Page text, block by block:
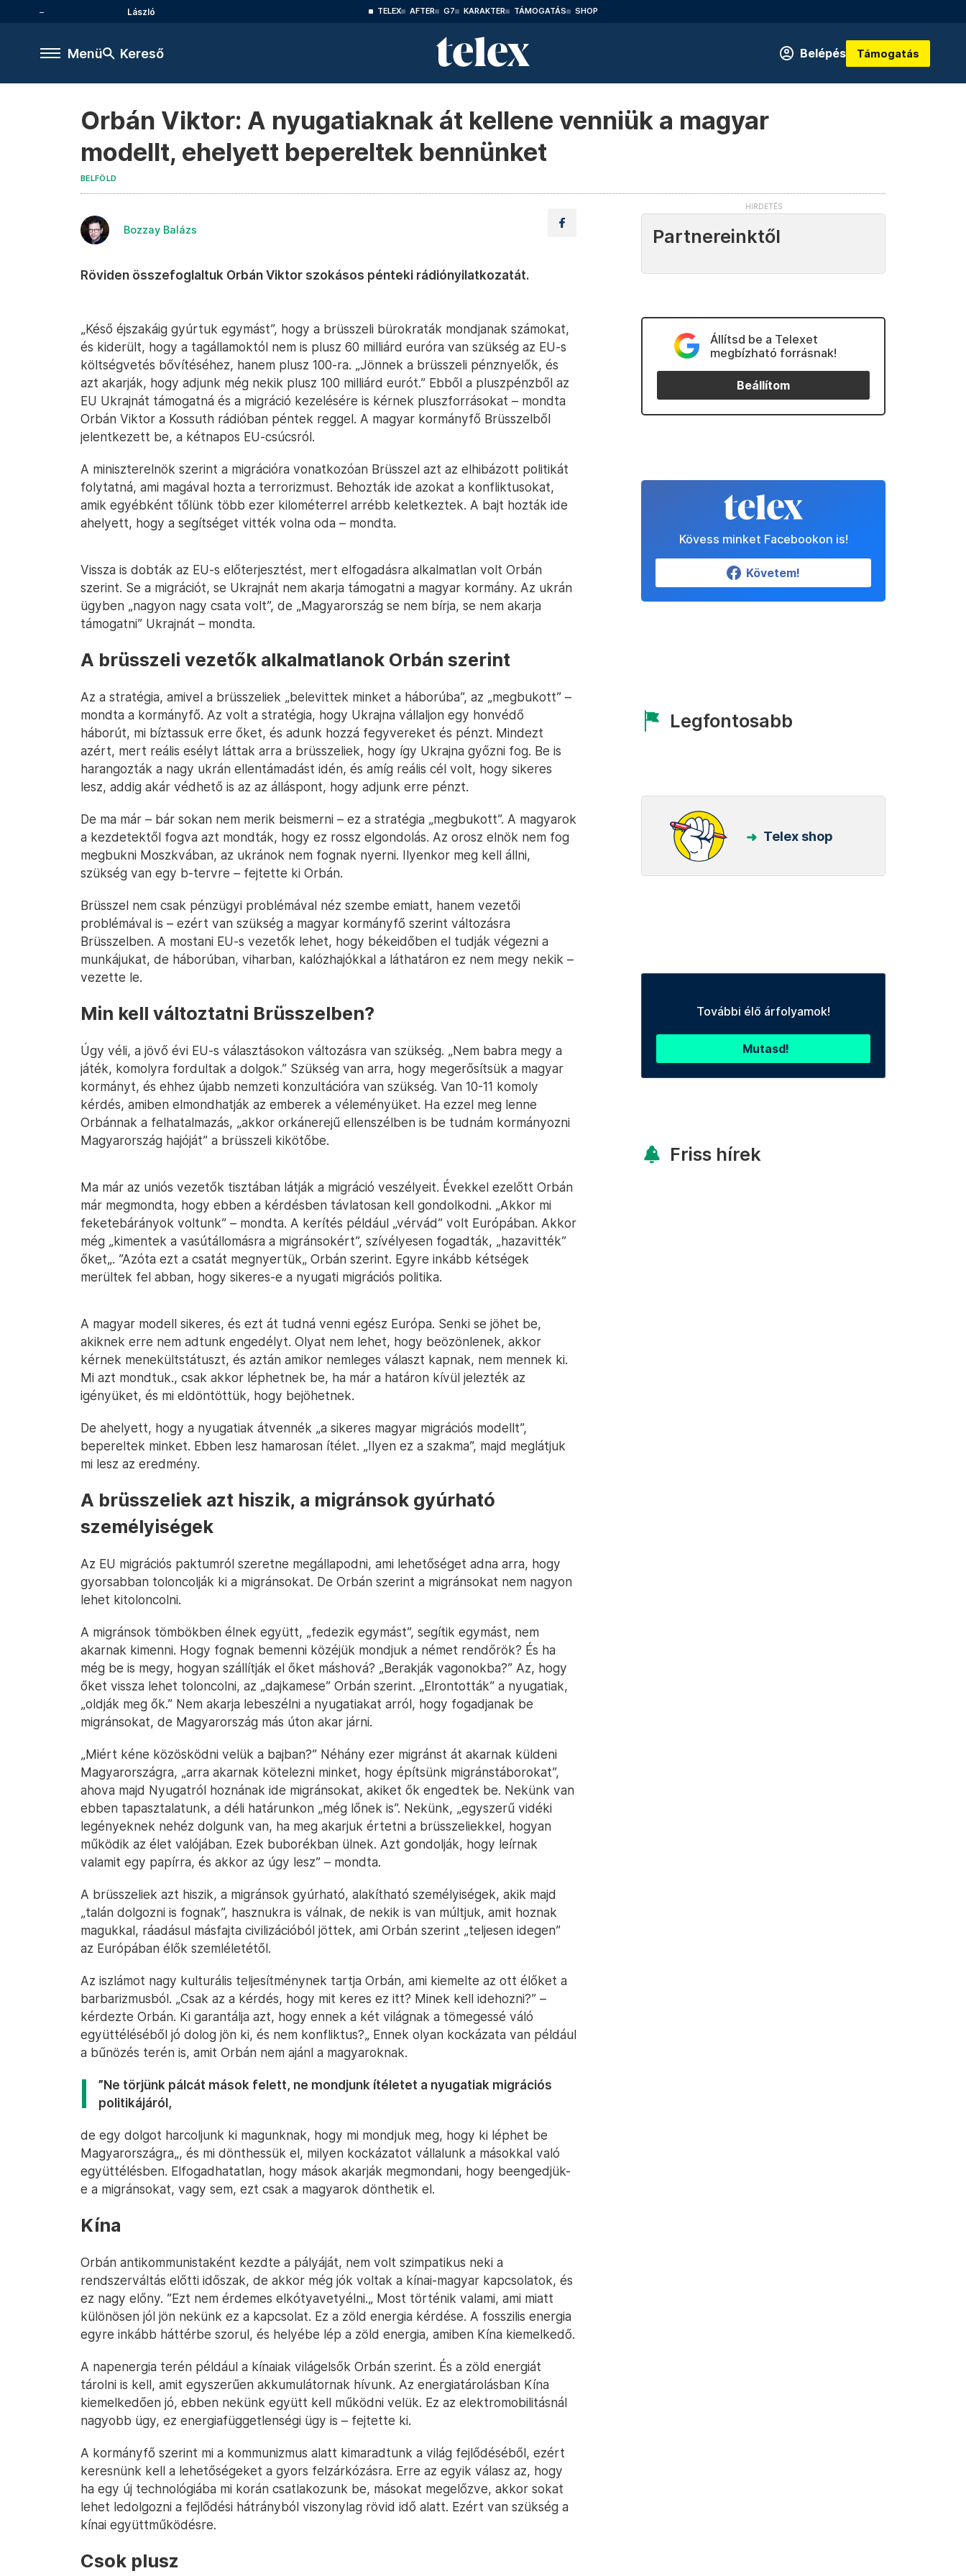
László TELEX AFTER G7 KARAKTER TÁMOGATÁS SHOP
Menü Kereső Belépés Támogatás
Orbán Viktor: A nyugatiaknak át kellene venniük a magyar
modellt, ehelyett bepereltek bennünket
BELFÖLD
Bozzay Balázs
Röviden összefoglaltuk Orbán Viktor szokásos pénteki rádiónyilatkozatát.
„Késő éjszakáig gyúrtuk egymást”, hogy a brüsszeli bürokraták mondjanak számokat,
és kiderült, hogy a tagállamoktól nem is plusz 60 milliárd euróra van szükség az EU-s
költségvetés bővítéséhez, hanem plusz 100-ra. „Jönnek a brüsszeli pénznyelők, és
azt akarják, hogy adjunk még nekik plusz 100 milliárd eurót.” Ebből a pluszpénzből az
EU Ukrajnát támogatná és a migráció kezelésére is kérnek pluszforrásokat – mondta
Orbán Viktor a Kossuth rádióban péntek reggel. A magyar kormányfő Brüsszelből
jelentkezett be, a kétnapos EU-csúcsról.
A miniszterelnök szerint a migrációra vonatkozóan Brüsszel azt az elhibázott politikát
folytatná, ami magával hozta a terrorizmust. Behozták ide azokat a konfliktusokat,
amik egyébként tőlünk több ezer kilométerrel arrébb keletkeztek. A bajt hozták ide
ahelyett, hogy a segítséget vitték volna oda – mondta.
Vissza is dobták az EU-s előterjesztést, mert elfogadásra alkalmatlan volt Orbán
szerint. Se a migrációt, se Ukrajnát nem akarja támogatni a magyar kormány. Az ukrán
ügyben „nagyon nagy csata volt”, de „Magyarország se nem bírja, se nem akarja
támogatni” Ukrajnát – mondta.
A brüsszeli vezetők alkalmatlanok Orbán szerint
Az a stratégia, amivel a brüsszeliek „belevittek minket a háborúba”, az „megbukott” –
mondta a kormányfő. Az volt a stratégia, hogy Ukrajna vállaljon egy honvédő
háborút, mi bíztassuk erre őket, és adunk hozzá fegyvereket és pénzt. Mindezt
azért, mert reális esélyt láttak arra a brüsszeliek, hogy így Ukrajna győzni fog. Be is
harangozták a nagy ukrán ellentámadást idén, és amíg reális cél volt, hogy sikeres
lesz, addig akár védhető is az az álláspont, hogy adjunk erre pénzt.
De ma már – bár sokan nem merik beismerni – ez a stratégia „megbukott”. A magyarok
a kezdetektől fogva azt mondták, hogy ez rossz elgondolás. Az orosz elnök nem fog
megbukni Moszkvában, az ukránok nem fognak nyerni. Ilyenkor meg kell állni,
szükség van egy b-tervre – fejtette ki Orbán.
Brüsszel nem csak pénzügyi problémával néz szembe emiatt, hanem vezetői
problémával is – ezért van szükség a magyar kormányfő szerint változásra
Brüsszelben. A mostani EU-s vezetők lehet, hogy békeidőben el tudják végezni a
munkájukat, de háborúban, viharban, kalózhajókkal a láthatáron ez nem megy nekik –
vezette le.
Min kell változtatni Brüsszelben?
Úgy véli, a jövő évi EU-s választásokon változásra van szükség. „Nem babra megy a
játék, komolyra fordultak a dolgok.” Szükség van arra, hogy megerősítsük a magyar
kormányt, és ehhez újabb nemzeti konzultációra van szükség. Van 10-11 komoly
kérdés, amiben elmondhatják az emberek a véleményüket. Ha ezzel meg lenne
Orbánnak a felhatalmazás, „akkor orkánerejű ellenszélben is be tudnám kormányozni
Magyarország hajóját” a brüsszeli kikötőbe.
Ma már az uniós vezetők tisztában látják a migráció veszélyeit. Évekkel ezelőtt Orbán
már megmondta, hogy ebben a kérdésben távlatosan kell gondolkodni. „Akkor mi
feketebárányok voltunk” – mondta. A kerítés például „vérvád” volt Európában. Akkor
még „kimentek a vasútállomásra a migránsokért”, szívélyesen fogadták, „hazavitték”
őket„. ”Azóta ezt a csatát megnyertük„ Orbán szerint. Egyre inkább kétségek
merültek fel abban, hogy sikeres-e a nyugati migrációs politika.
A magyar modell sikeres, és ezt át tudná venni egész Európa. Senki se jöhet be,
akiknek erre nem adtunk engedélyt. Olyat nem lehet, hogy beözönlenek, akkor
kérnek menekültstátuszt, és aztán amikor nemleges választ kapnak, nem mennek ki.
Mi azt mondtuk., csak akkor léphetnek be, ha már a határon kívül jelezték az
igényüket, és mi eldöntöttük, hogy bejöhetnek.
De ahelyett, hogy a nyugatiak átvennék „a sikeres magyar migrációs modellt”,
bepereltek minket. Ebben lesz hamarosan ítélet. „Ilyen ez a szakma”, majd meglátjuk
mi lesz az eredmény.
A brüsszeliek azt hiszik, a migránsok gyúrható
személyiségek
Az EU migrációs paktumról szeretne megállapodni, ami lehetőséget adna arra, hogy
gyorsabban toloncolják ki a migránsokat. De Orbán szerint a migránsokat nem nagyon
lehet kitoloncolni.
A migránsok tömbökben élnek együtt, „fedezik egymást”, segítik egymást, nem
akarnak kimenni. Hogy fognak bemenni közéjük mondjuk a német rendőrök? És ha
még be is megy, hogyan szállítják el őket máshová? „Berakják vagonokba?” Az, hogy
őket vissza lehet toloncolni, az „dajkamese” Orbán szerint. „Elrontották” a nyugatiak,
„oldják meg ők.” Nem akarja lebeszélni a nyugatiakat arról, hogy fogadjanak be
migránsokat, de Magyarország más úton akar járni.
„Miért kéne közösködni velük a bajban?” Néhány ezer migránst át akarnak küldeni
Magyarországra, „arra akarnak kötelezni minket, hogy építsünk migránstáborokat”,
ahova majd Nyugatról hoznának ide migránsokat, akiket ők engedtek be. Nekünk van
ebben tapasztalatunk, a déli határunkon „még lőnek is”. Nekünk, „egyszerű vidéki
legényeknek nehéz dolgunk van, ha meg akarjuk értetni a brüsszeliekkel, hogyan
működik az élet valójában. Ezek buborékban ülnek. Azt gondolják, hogy leírnak
valamit egy papírra, és akkor az úgy lesz” – mondta.
A brüsszeliek azt hiszik, a migránsok gyúrható, alakítható személyiségek, akik majd
„talán dolgozni is fognak”, hasznukra is válnak, de nekik is van múltjuk, amit hoznak
magukkal, ráadásul másfajta civilizációból jöttek, ami Orbán szerint „teljesen idegen”
az Európában élők szemléletétől.
Az iszlámot nagy kulturális teljesítménynek tartja Orbán, ami kiemelte az ott élőket a
barbarizmusból. „Csak az a kérdés, hogy mit keres ez itt? Minek kell idehozni?” –
kérdezte Orbán. Ki garantálja azt, hogy ennek a két világnak a tömegessé váló
együttéléséből jó dolog jön ki, és nem konfliktus?„ Ennek olyan kockázata van például
a bűnözés terén is, amit Orbán nem ajánl a magyaroknak.
”Ne törjünk pálcát mások felett, ne mondjunk ítéletet a nyugatiak migrációs
politikájáról,
de egy dolgot harcoljunk ki magunknak, hogy mi mondjuk meg, hogy ki léphet be
Magyarországra„, és mi dönthessük el, milyen kockázatot vállalunk a másokkal való
együttélésben. Elfogadhatatlan, hogy mások akarják megmondani, hogy beengedjük-
e a migránsokat, vagy sem, ezt csak a magyarok dönthetik el.
Kína
Orbán antikommunistaként kezdte a pályáját, nem volt szimpatikus neki a
rendszerváltás előtti időszak, de akkor még jók voltak a kínai-magyar kapcsolatok, és
ez nagy előny. ”Ezt nem érdemes elkótyavetyélni.„ Most történik valami, ami miatt
különösen jól jön nekünk ez a kapcsolat. Ez a zöld energia kérdése. A fosszilis energia
egyre inkább háttérbe szorul, és helyébe lép a zöld energia, amiben Kína kiemelkedő.
A napenergia terén például a kínaiak világelsők Orbán szerint. És a zöld energiát
tárolni is kell, amit egyszerűen akkumulátornak hívunk. Az energiatárolásban Kína
kiemelkedően jó, ebben nekünk együtt kell működni velük. Ez az elektromobilitásnál
nagyobb ügy, ez energiafüggetlenségi ügy is – fejtette ki.
A kormányfő szerint mi a kommunizmus alatt kimaradtunk a világ fejlődéséből, ezért
keresnünk kell a lehetőségeket a gyors felzárkózásra. Erre az egyik válasz az, hogy
ha egy új technológiába mi korán csatlakozunk be, másokat megelőzve, akkor sokat
lehet ledolgozni a fejlődési hátrányból viszonylag rövid idő alatt. Ezért van szükség a
kínai együttműködésre.
Csok plusz
Partnereinktől
Állítsd be a Telexet
megbízható forrásnak!
Beállítom
Kövess minket Facebookon is!
Követem!
Legfontosabb
Telex shop
További élő árfolyamok!
Mutasd!
Friss hírek